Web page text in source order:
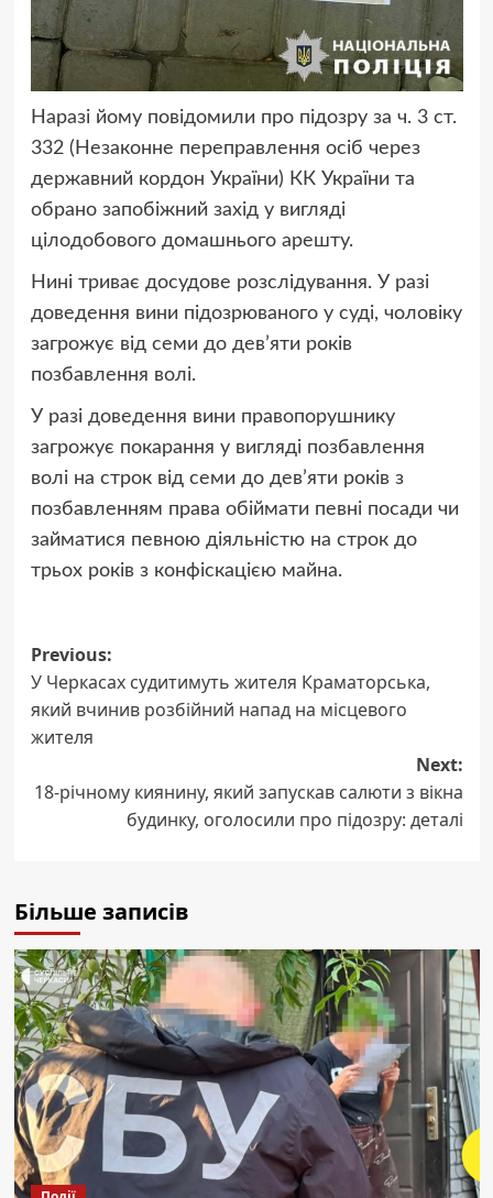
Наразі йому повідомили про підозру за ч. 3 ст.
332 (Незаконне переправлення осіб через
державний кордон України) КК України та
обрано запобіжний захід у вигляді
цілодобового домашнього арешту.
Нині триває досудове розслідування. У разі
доведення вини підозрюваного у суді, чоловіку
загрожує від семи до дев’яти років
позбавлення волі.
У разі доведення вини правопорушнику
загрожує покарання у вигляді позбавлення
волі на строк від семи до дев’яти років з
позбавленням права обіймати певні посади чи
займатися певною діяльністю на строк до
трьох років з конфіскацією майна.
Post
navigation
Previous:
У Черкасах судитимуть жителя Краматорська,
який вчинив розбійний напад на місцевого
жителя
Next:
18-річному киянину, який запускав салюти з вікна
будинку, оголосили про підозру: деталі
Більше записів